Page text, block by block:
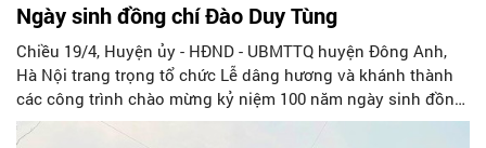
Ngày sinh đồng chí Đào Duy Tùng
Chiều 19/4, Huyện ủy - HĐND - UBMTTQ huyện Đông Anh,
Hà Nội trang trọng tổ chức Lễ dâng hương và khánh thành
các công trình chào mừng kỷ niệm 100 năm ngày sinh đồng
chí Đào Duy Tùng (20/5/1924 - 20/5/2024) - nguyên Ủy viên